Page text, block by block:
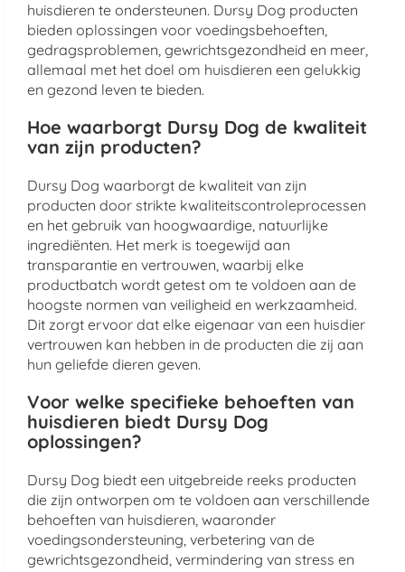
huisdieren te ondersteunen. Dursy Dog producten
bieden oplossingen voor voedingsbehoeften,
gedragsproblemen, gewrichtsgezondheid en meer,
allemaal met het doel om huisdieren een gelukkig
en gezond leven te bieden.
Hoe waarborgt Dursy Dog de kwaliteit
van zijn producten?
Dursy Dog waarborgt de kwaliteit van zijn
producten door strikte kwaliteitscontroleprocessen
en het gebruik van hoogwaardige, natuurlijke
ingrediënten. Het merk is toegewijd aan
transparantie en vertrouwen, waarbij elke
productbatch wordt getest om te voldoen aan de
hoogste normen van veiligheid en werkzaamheid.
Dit zorgt ervoor dat elke eigenaar van een huisdier
vertrouwen kan hebben in de producten die zij aan
hun geliefde dieren geven.
Voor welke specifieke behoeften van
huisdieren biedt Dursy Dog
oplossingen?
Dursy Dog biedt een uitgebreide reeks producten
die zijn ontworpen om te voldoen aan verschillende
behoeften van huisdieren, waaronder
voedingsondersteuning, verbetering van de
gewrichtsgezondheid, vermindering van stress en